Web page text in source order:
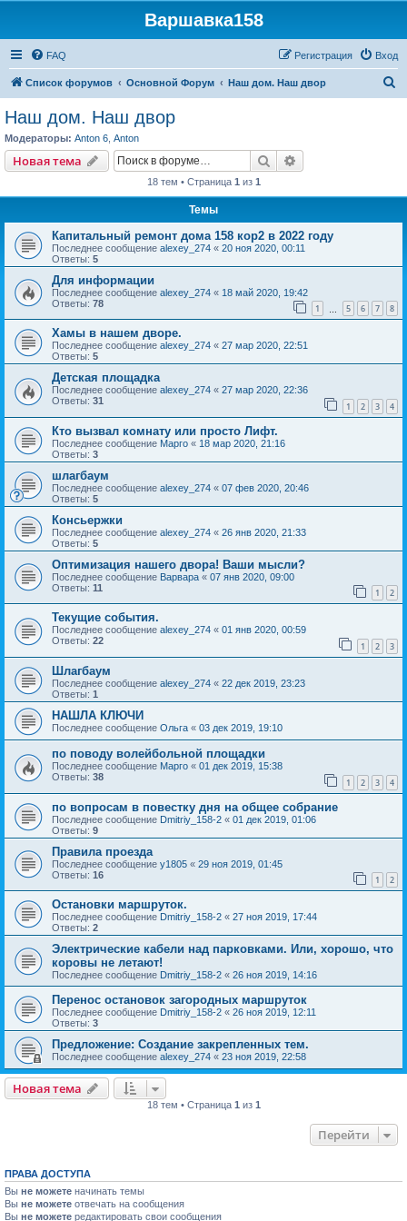
Варшавка158
FAQ Вход
Регистрация
Список форумов Основной Форум Наш дом. Наш двор
Наш дом. Наш двор
Модераторы: Anton 6 Anton
Новая тема Поиск
18 тем • Страница 1 из 1
Темы
Капитальный ремонт дома 158 кор2 в 2022 году
Последнее сообщение alexey_274 « 20 ноя 2020, 00:11
Ответы: 5
Для информации
Последнее сообщение alexey_274 « 18 май 2020, 19:42
Ответы: 78 1 5 6 7 8
Хамы в нашем дворе.
Последнее сообщение alexey_274 « 27 мар 2020, 22:51
Ответы: 5
Детская площадка
Последнее сообщение alexey_274 « 27 мар 2020, 22:36
Ответы: 31 1 2 3 4
Кто вызвал комнату или просто Лифт.
Последнее сообщение Марго « 18 мар 2020, 21:16
Ответы: 3
шлагбаум
Последнее сообщение alexey_274 « 07 фев 2020, 20:46
Ответы: 5
Консьержки
Последнее сообщение alexey_274 « 26 янв 2020, 21:33
Ответы: 5
Оптимизация нашего двора! Ваши мысли?
Последнее сообщение Варвара « 07 янв 2020, 09:00
Ответы: 11 1 2
Текущие события.
Последнее сообщение alexey_274 « 01 янв 2020, 00:59
Ответы: 22 1 2 3
Шлагбаум
Последнее сообщение alexey_274 « 22 дек 2019, 23:23
Ответы: 1
НАШЛА КЛЮЧИ
Последнее сообщение Ольга « 03 дек 2019, 19:10
по поводу волейбольной площадки
Последнее сообщение Марго « 01 дек 2019, 15:38
Ответы: 38 1 2 3 4
по вопросам в повестку дня на общее собрание
Последнее сообщение Dmitriy_158-2 « 01 дек 2019, 01:06
Ответы: 9
Правила проезда
Последнее сообщение y1805 « 29 ноя 2019, 01:45
Ответы: 16 1 2
Остановки маршруток.
Последнее сообщение Dmitriy_158-2 « 27 ноя 2019, 17:44
Ответы: 2
Электрические кабели над парковками. Или, хорошо, что
коровы не летают!
Последнее сообщение Dmitriy_158-2 « 26 ноя 2019, 14:16
Перенос остановок загородных маршруток
Последнее сообщение Dmitriy_158-2 « 26 ноя 2019, 12:11
Ответы: 3
Предложение: Создание закрепленных тем.
Последнее сообщение alexey_274 « 23 ноя 2019, 22:58
Новая тема
18 тем • Страница 1 из 1
Перейти
ПРАВА ДОСТУПА
Вы не можете начинать темы
Вы не можете отвечать на сообщения
Вы не можете редактировать свои сообщения